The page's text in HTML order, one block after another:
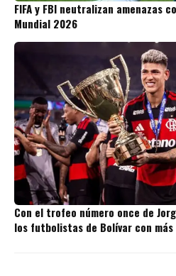
FIFA y FBI neutralizan amenazas
Mundial 2026
Con el trofeo número once de
los futbolistas de Bolívar con